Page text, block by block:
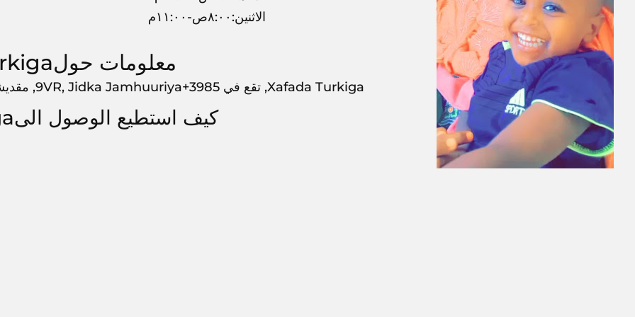
الاثنين:٨:٠٠ص-١١:٠٠م
معلومات حولXafada Turkiga
Xafada Turkiga, تقع في 3985+9VR, Jidka Jamhuuriya, مقديشو, ,
كيف استطيع الوصول الىXafada Turkiga?